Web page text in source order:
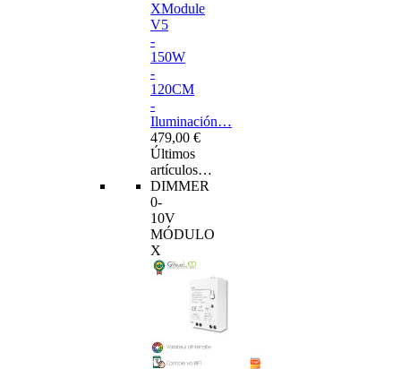
XModule
V5
-
150W
-
120CM
-
Iluminación…
479,00 €
Últimos
artículos…
DIMMER
0-
10V
MÓDULO
X